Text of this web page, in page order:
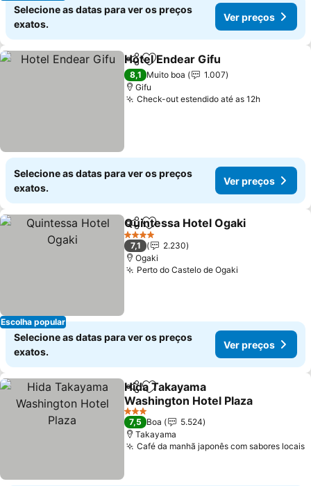
Selecione as datas para ver os preços
exatos.
Ver preços
PartilharAdicionar aos favoritos
Hotel Endear Gifu
8,1 Muito boa
1.007
Gifu
Check-out estendido até as 12hVer
Selecione as datas para ver os preços
exatos.
Ver preços
Escolha popular
PartilharAdicionar aos favoritos
Quintessa Hotel Ogaki
4 Estrelas
7,1
2.230
Ogaki
Perto do Castelo de Ogaki
Selecione as datas para ver os preços
exatos.
Ver preços
PartilharAdicionar aos favoritos
Hida Takayama
Washington Hotel Plaza
Ver preços
3 Estrelas
7,5 Boa
5.524
Takayama
Café da manhã japonês com sabores locais